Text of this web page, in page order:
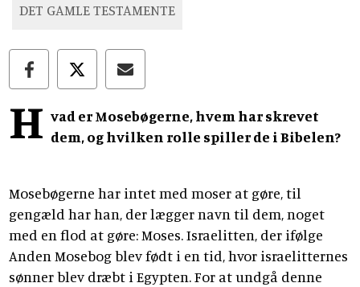
DET GAMLE TESTAMENTE
H vad er Mosebøgerne, hvem har skrevet
dem, og hvilken rolle spiller de i Bibelen?
Mosebøgerne har intet med moser at gøre, til
gengæld har han, der lægger navn til dem, noget
med en flod at gøre: Moses. Israelitten, der ifølge
Anden Mosebog blev født i en tid, hvor israelitternes
sønner blev dræbt i Egypten. For at undgå denne